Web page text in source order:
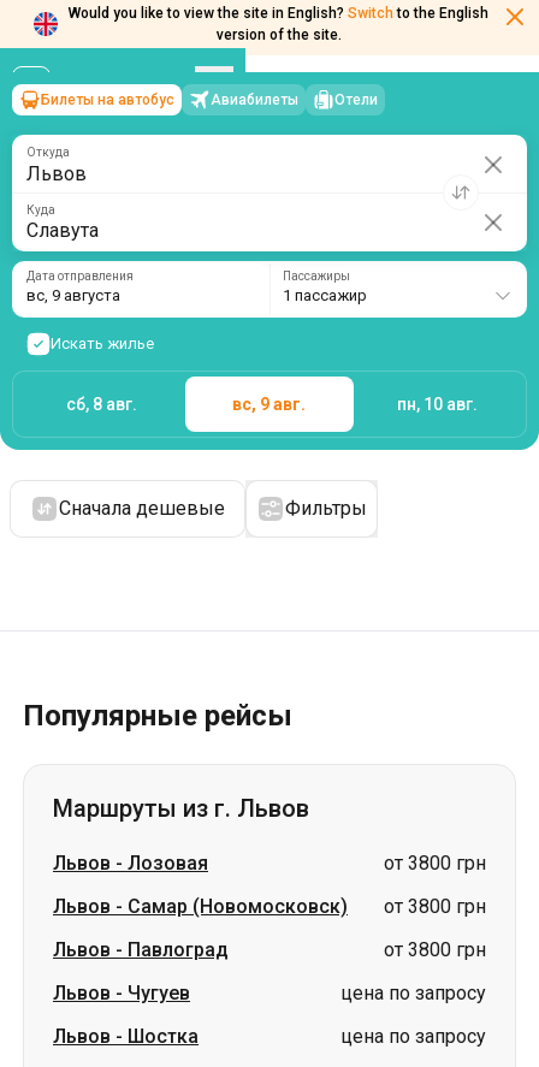
Would you like to view the site in English? Switch to the English
version of the site.
Львов →Славута
вс, 9 августа/1 пассажир
Билеты на автобус Авиабилеты Отели
Откуда
Куда
Дата отправления
вс, 9 августа
Пассажиры
1 пассажир
Искать жилье
сб, 8 авг. вс, 9 авг. пн, 10 авг.
Сначала дешевые Фильтры
Популярные рейсы
Маршруты из г. Львов
Львов - Лозовая
от 3800 грн
Львов - Самар (Новомосковск)
от 3800 грн
Львов - Павлоград
от 3800 грн
Львов - Чугуев
цена по запросу
Львов - Шостка
цена по запросу